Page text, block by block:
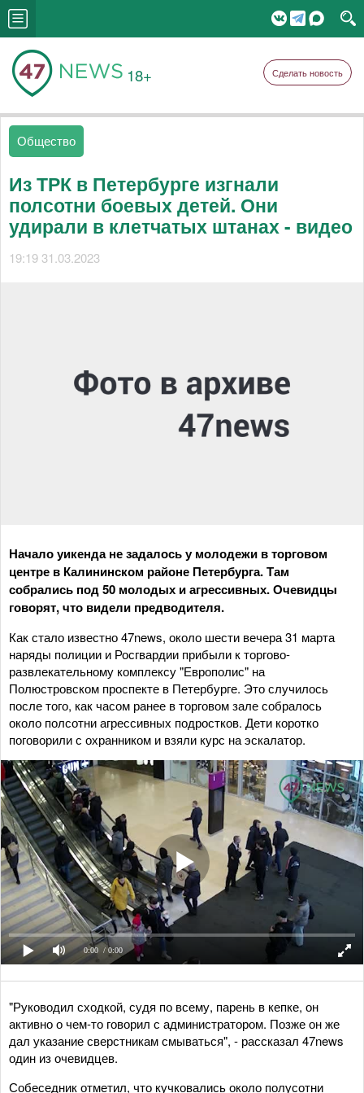
18+ Сделать новость
Общество
Из ТРК в Петербурге изгнали
полсотни боевых детей. Они
удирали в клетчатых штанах - видео
19:19 31.03.2023
Начало уикенда не задалось у молодежи в торговом
центре в Калининском районе Петербурга. Там
собрались под 50 молодых и агрессивных. Очевидцы
говорят, что видели предводителя.
Как стало известно 47news, около шести вечера 31 марта
наряды полиции и Росгвардии прибыли к торгово-
развлекательному комплексу "Европолис" на
Полюстровском проспекте в Петербурге. Это случилось
после того, как часом ранее в торговом зале собралось
около полсотни агрессивных подростков. Дети коротко
поговорили с охранником и взяли курс на эскалатор.
0:00 / 0:00
"Руководил сходкой, судя по всему, парень в кепке, он
активно о чем-то говорил с администратором. Позже он же
дал указание сверстникам смываться", - рассказал 47news
один из очевидцев.
Собеседник отметил, что кучковались около полусотни